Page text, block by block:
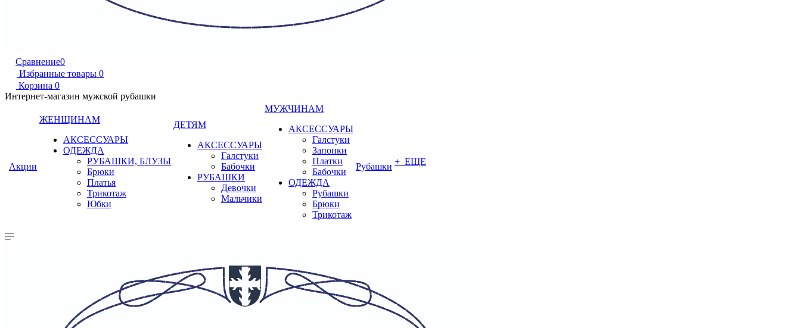
Сравнение0
Избранные товары 0
Корзина 0
Интернет-магазин мужской рубашки
Акции
ЖЕНЩИНАМ
АКСЕССУАРЫ
ОДЕЖДА
РУБАШКИ, БЛУЗЫ
Брюки
Платья
Трикотаж
Юбки
ДЕТЯМ
АКСЕССУАРЫ
Галстуки
Бабочки
РУБАШКИ
Девочки
Мальчики
МУЖЧИНАМ
АКСЕССУАРЫ
Галстуки
Запонки
Платки
Бабочки
ОДЕЖДА
Рубашки
Брюки
Трикотаж
Рубашки + ЕЩЕ